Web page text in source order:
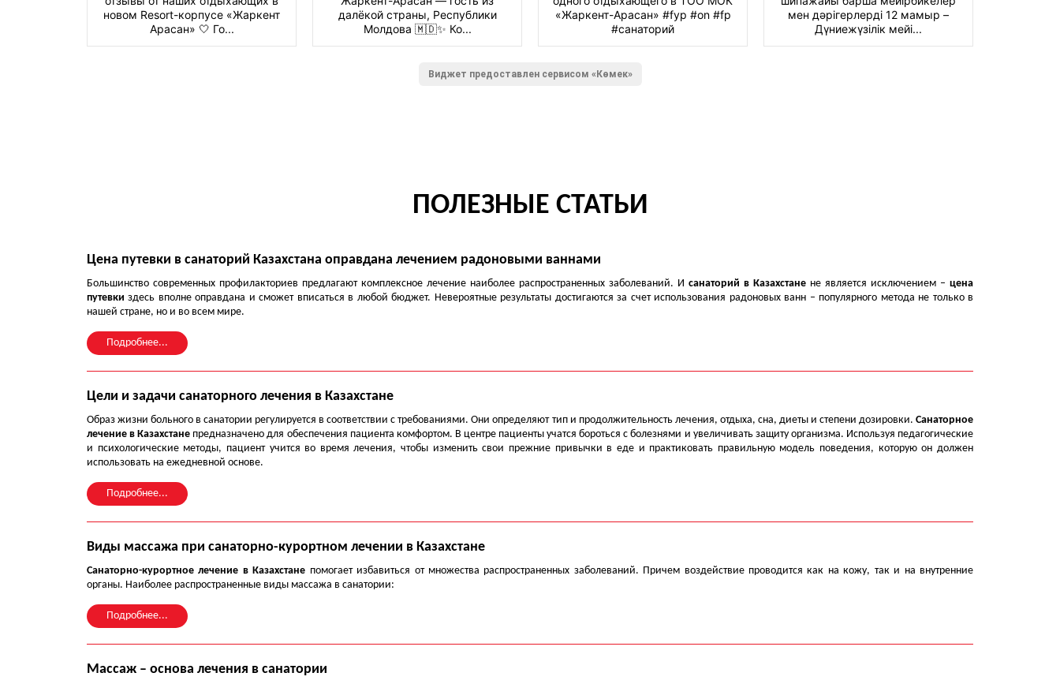
новом Resort-корпусе «Жаркент
Арасан» 🤍 Го...
далёкой страны, Республики
Молдова 🇲🇩✨ Ко...
«Жаркент-Арасан» #fyp #on #fp
#санаторий
мен дәрігерлерді 12 мамыр –
Дүниежүзілік мейі...
Виджет предоставлен сервисом «Көмек»
ПОЛЕЗНЫЕ СТАТЬИ
Цена путевки в санаторий Казахстана оправдана лечением радоновыми ваннами
Большинство современных профилакториев предлагают комплексное лечение наиболее распространенных заболеваний. И санаторий в Казахстане не является исключением – цена
путевки здесь вполне оправдана и сможет вписаться в любой бюджет. Невероятные результаты достигаются за счет использования радоновых ванн – популярного метода не только в
нашей стране, но и во всем мире.
Подробнее...
Цели и задачи санаторного лечения в Казахстане
Образ жизни больного в санатории регулируется в соответствии с требованиями. Они определяют тип и продолжительность лечения, отдыха, сна, диеты и степени дозировки. Санаторное
лечение в Казахстане предназначено для обеспечения пациента комфортом. В центре пациенты учатся бороться с болезнями и увеличивать защиту организма. Используя педагогические
и психологические методы, пациент учится во время лечения, чтобы изменить свои прежние привычки в еде и практиковать правильную модель поведения, которую он должен
использовать на ежедневной основе.
Подробнее...
Виды массажа при санаторно-курортном лечении в Казахстане
Санаторно-курортное лечение в Казахстане помогает избавиться от множества распространенных заболеваний. Причем воздействие проводится как на кожу, так и на внутренние
органы. Наиболее распространенные виды массажа в санатории:
Подробнее...
Массаж – основа лечения в санатории